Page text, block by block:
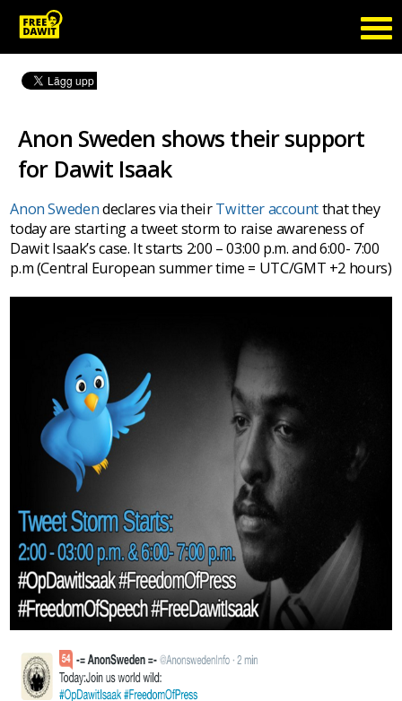
Anon Sweden shows their support
for Dawit Isaak
Anon Swedendeclares via theirTwitter accountthat they
today are starting a tweet storm to raise awareness of
Dawit Isaak’s case. It starts 2:00 – 03:00 p.m. and 6:00- 7:00
p.m (Central European summer time = UTC/GMT +2 hours)